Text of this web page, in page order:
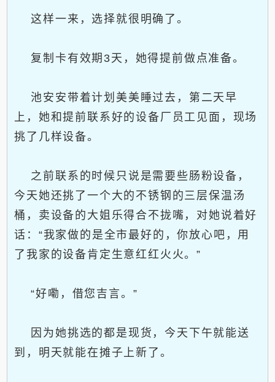
这样一来，选择就很明确了。
复制卡有效期3天，她得提前做点准备。
池安安带着计划美美睡过去，第二天早
上，她和提前联系好的设备厂员工见面，现场
挑了几样设备。
之前联系的时候只说是需要些肠粉设备，
今天她还挑了一个大的不锈钢的三层保温汤
桶，卖设备的大姐乐得合不拢嘴，对她说着好
话：“我家做的是全市最好的，你放心吧，用
了我家的设备肯定生意红红火火。”
“好嘞，借您吉言。”
因为她挑选的都是现货，今天下午就能送
到，明天就能在摊子上新了。